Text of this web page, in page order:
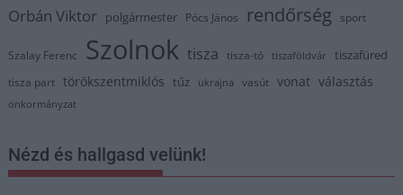
Orbán Viktor polgármester Pócs János rendőrség sport
Szalay Ferenc Szolnok tisza tisza-tó tiszaföldvár tiszafüred
tisza part törökszentmiklós tűz ukrajna vasút vonat választás
önkormányzat
Nézd és hallgasd velünk!